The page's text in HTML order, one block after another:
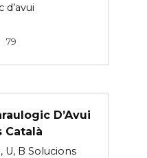
d’avui
79
D’Avui
Català
U, B Solucions